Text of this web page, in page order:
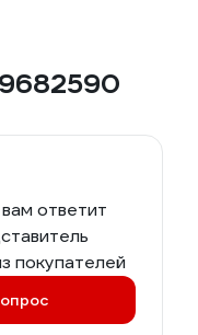
ответит
покупателей